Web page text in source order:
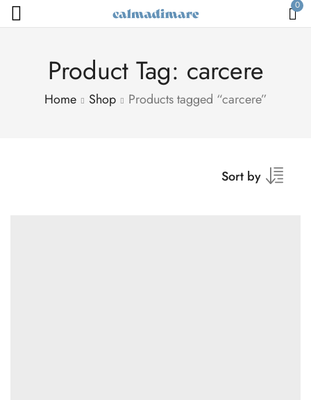
0
Product Tag: carcere
Home Shop Products tagged “carcere”
Sort by